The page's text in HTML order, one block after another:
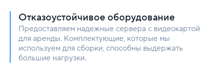
Отказоустойчивое оборудование
Предоставляем надежные сервера с видеокартой
для аренды. Комплектующие, которые мы
используем для сборки, способны выдержать
большие нагрузки.